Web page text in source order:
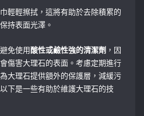
輕輕擦拭，這將有助於去除積累的
持表面光澤。
免使用酸性或鹼性強的清潔劑 ，因
傷害大理石的表面。考慮定期進行
為大理石提供額外的保護層，減緩污
下是一些有助於維護大理石的技